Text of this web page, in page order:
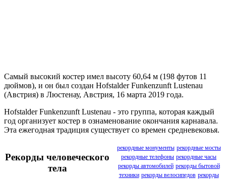
Самый высокий костер имел высоту 60,64 м (198 футов 11
дюймов), и он был создан Hofstalder Funkenzunft Lustenau
(Австрия) в Люстенау, Австрия, 16 марта 2019 года.
Hofstalder Funkenzunft Lustenau - это группа, которая каждый
год организует костер в ознаменование окончания карнавала.
Эта ежегодная традиция существует со времен средневековья.
Рекорды человеческого
тела
рекордные монументы рекордные мосты
рекордные телефоны рекордные часы
рекорды автомобилей рекорды бытовой
техники рекорды велосипедов рекорды